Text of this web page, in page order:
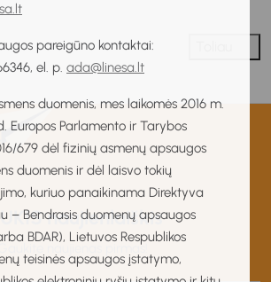
pareigūno kontaktai:
el. p. ada@linesa.lt
duomenis, mes laikomės 2016 m.
Europos Parlamento ir Tarybos
679 dėl fizinių asmenų apsaugos
duomenis ir dėl laisvo tokių
kuriuo panaikinama Direktyva
– Bendrasis duomenų apsaugos
BDAR), Lietuvos Respublikos
teisinės apsaugos įstatymo,
naujienlaiškis
Gaukite naujienas pirmas!